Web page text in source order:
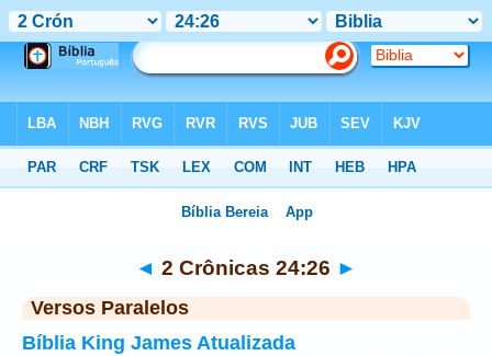
◄ 2 Crônicas 24:26 ►
Versos Paralelos
Bíblia King James Atualizada